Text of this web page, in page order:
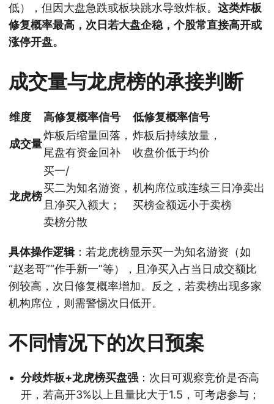
低），但因大盘急跌或板块跳水导致炸板。 这类炸板
修复概率最高，次日若大盘企稳，个股常直接高开或
涨停开盘。
成交量与龙虎榜的承接判断
维度 高修复概率信号 低修复概率信号
成交量
炸板后缩量回落，
尾盘有资金回补
炸板后持续放量，
收盘价低于均价
龙虎榜
买一/
买二为知名游资，
且净买入额大；
卖榜分散
机构席位或连续三日净卖出
买榜金额远小于卖榜
具体操作逻辑：若龙虎榜显示买一为知名游资（如
“赵老哥”“作手新一”等），且净买入占当日成交额比
例较高，次日修复概率增加。反之，若卖榜出现多家
机构席位，则需警惕次日低开。
不同情况下的次日预案
分歧炸板+龙虎榜买盘强 ：次日可观察竞价是否高
开，若高开3%以上且量比大于1.5，可考虑参与；